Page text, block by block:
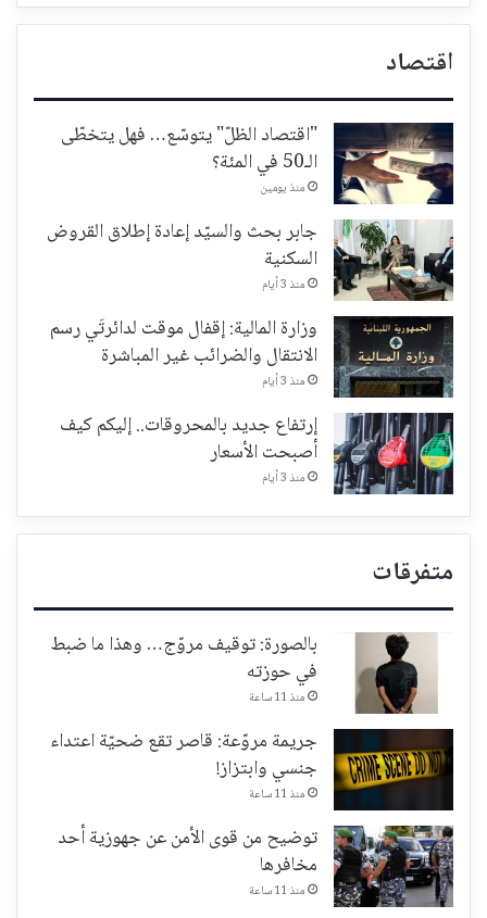
اقتصاد
"اقتصاد الظلّ" يتوسّع… فهل يتخطّى
الـ50 في المئة؟
منذ يومين
جابر بحث والسيّد إعادة إطلاق القروض
السكنية
منذ 3 أيام
وزارة المالية: إقفال موقت لدائرتَي رسم
الانتقال والضرائب غير المباشرة
منذ 3 أيام
إرتفاع جديد بالمحروقات.. إليكم كيف
أصبحت الأسعار
منذ 3 أيام
متفرقات
بالصورة: توقيف مروّج… وهذا ما ضبط
في حوزته
منذ 11 ساعة
جريمة مروّعة: قاصر تقع ضحيّة اعتداء
جنسي وابتزاز!
منذ 11 ساعة
توضيح من قوى الأمن عن جهوزية أحد
مخافرها
منذ 11 ساعة